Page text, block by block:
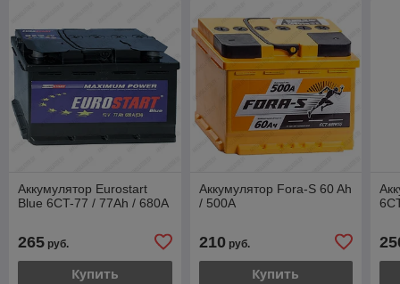
Аккумулятор Eurostart
Blue 6CT-77 / 77Ah / 680А
265 руб.
Купить
Аккумулятор Fora-S 60 Ah
/ 500А
210руб.
Купить